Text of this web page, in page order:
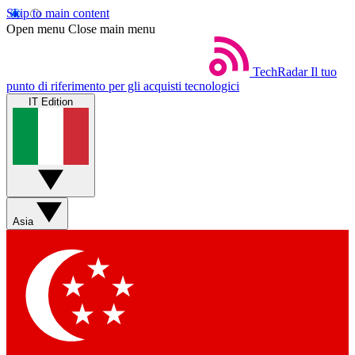
Skip to main content
Open menu Close main menu
TechRadar Il tuo
punto di riferimento per gli acquisti tecnologici
IT Edition
Asia